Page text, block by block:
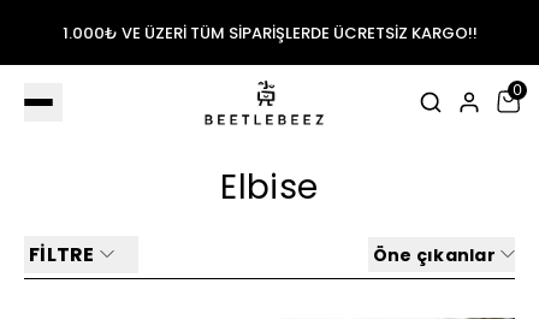
1.000₺ VE ÜZERİ TÜM SİPARİŞLERDE ÜCRETSİZ KARGO!!
0
Elbise
FİLTRE Öne çıkanlar